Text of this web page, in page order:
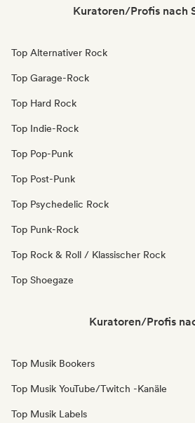
Kuratoren/Profis nach
Top Alternativer Rock
Top Garage-Rock
Top Hard Rock
Top Indie-Rock
Top Pop-Punk
Top Post-Punk
Top Psychedelic Rock
Top Punk-Rock
Top Rock & Roll / Klassischer Rock
Top Shoegaze
Kuratoren/Profis
Top Musik Bookers
Top Musik YouTube/Twitch -Kanäle
Top Musik Labels